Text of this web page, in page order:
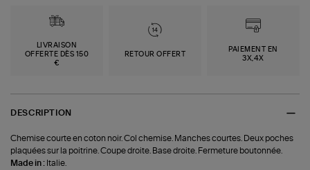
LIVRAISON
OFFERTE DÈS 150
€
RETOUR OFFERT
PAIEMENT EN
3X,4X
DESCRIPTION
Chemise courte en coton noir. Col chemise. Manches courtes. Deux poches
plaquées sur la poitrine. Coupe droite. Base droite. Fermeture boutonnée.
Made in : Italie.